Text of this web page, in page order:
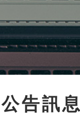
公告訊息